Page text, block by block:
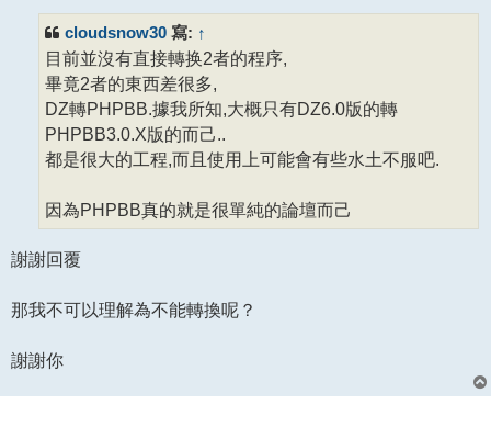
cloudsnow30 寫: ↑
目前並沒有直接轉换2者的程序,
畢竟2者的東西差很多,
DZ轉PHPBB.據我所知,大概只有DZ6.0版的轉
PHPBB3.0.X版的而己..
都是很大的工程,而且使用上可能會有些水土不服吧.
因為PHPBB真的就是很單純的論壇而己
謝謝回覆
那我不可以理解為不能轉換呢？
謝謝你